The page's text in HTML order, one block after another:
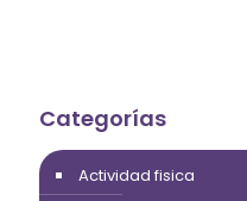
Categorías
Actividad fisica